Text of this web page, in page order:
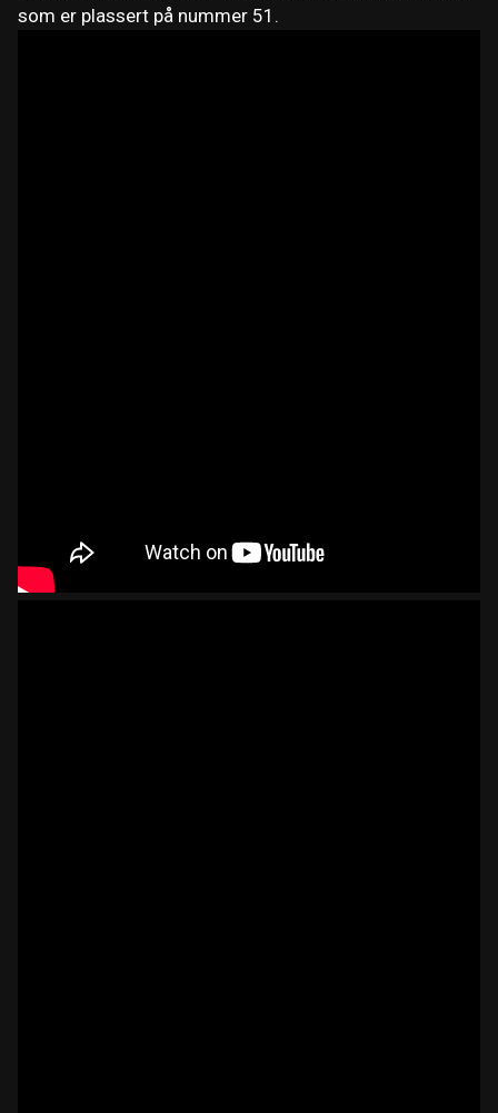
som er plassert på nummer 51.